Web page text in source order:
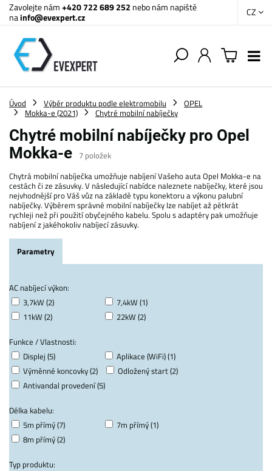
Zavolejte nám+420 722 689 252 nebo nám napiště
nainfo@evexpert.cz CZ
Úvod Výběr produktu podle elektromobilu
OPEL
Mokka-e (2021)
Chytré mobilní nabíječky
Chytré mobilní nabíječky pro Opel
Mokka-e 7 položek
Chytrá mobilní nabíječka umožňuje nabíjení Vašeho auta Opel Mokka-e na
cestách či ze zásuvky. V následující nabídce naleznete nabíječky, které jsou
nejvhodnější pro Váš vůz na základě typu konektoru a výkonu palubní
nabíječky. Výběrem správné mobilní nabíječky lze nabíjet až pětkrát
rychleji než při použití obyčejného kabelu. Spolu s adaptéry pak umožňuje
nabíjení z jakéhokoliv nabíjecí zásuvky.
Parametry
AC nabíjecí výkon:
3,7kW (2)
7,4kW (1)
11kW (2)
22kW (2)
Funkce / Vlastnosti:
Displej (5)
Aplikace (WiFi) (1)
Výměnné koncovky (2)
Odložený start (2)
Antivandal provedení (5)
Délka kabelu:
5m přímý (7)
7m přímý (1)
8m přímý (2)
Typ produktu: